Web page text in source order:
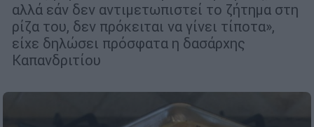
αλλά εάν δεν αντιμετωπιστεί το ζήτημα στη
ρίζα του, δεν πρόκειται να γίνει τίποτα»,
είχε δηλώσει πρόσφατα η δασάρχης
Καπανδριτίου